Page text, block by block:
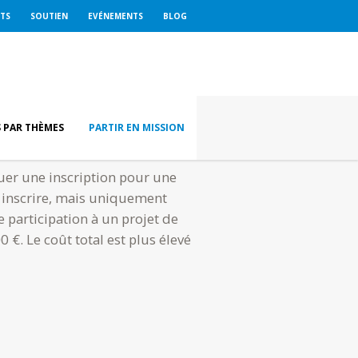
SOUTIEN EVÉNEMENTS BLOG
THÈMES PARTIR EN MISSION
une inscription pour une
inscrire, mais uniquement
participation à un projet de
€. Le coût total est plus élevé